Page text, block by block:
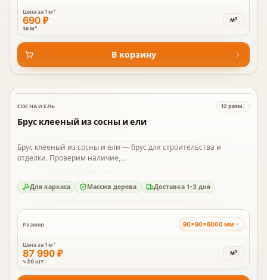
Цена за1 м²
690 ₽
за м²
м²
В корзину
В наличии
СОСНА И ЕЛЬ 12 разм.
Брус клееный из сосны и ели
Брус клееный из сосны и ели — брус для строительства и
отделки. Проверим наличие,...
Для каркаса Массив дерева Доставка 1-3 дня
Размер 90×90×6000 мм
Цена за1 м³
87 990 ₽
≈ 20 шт
м³